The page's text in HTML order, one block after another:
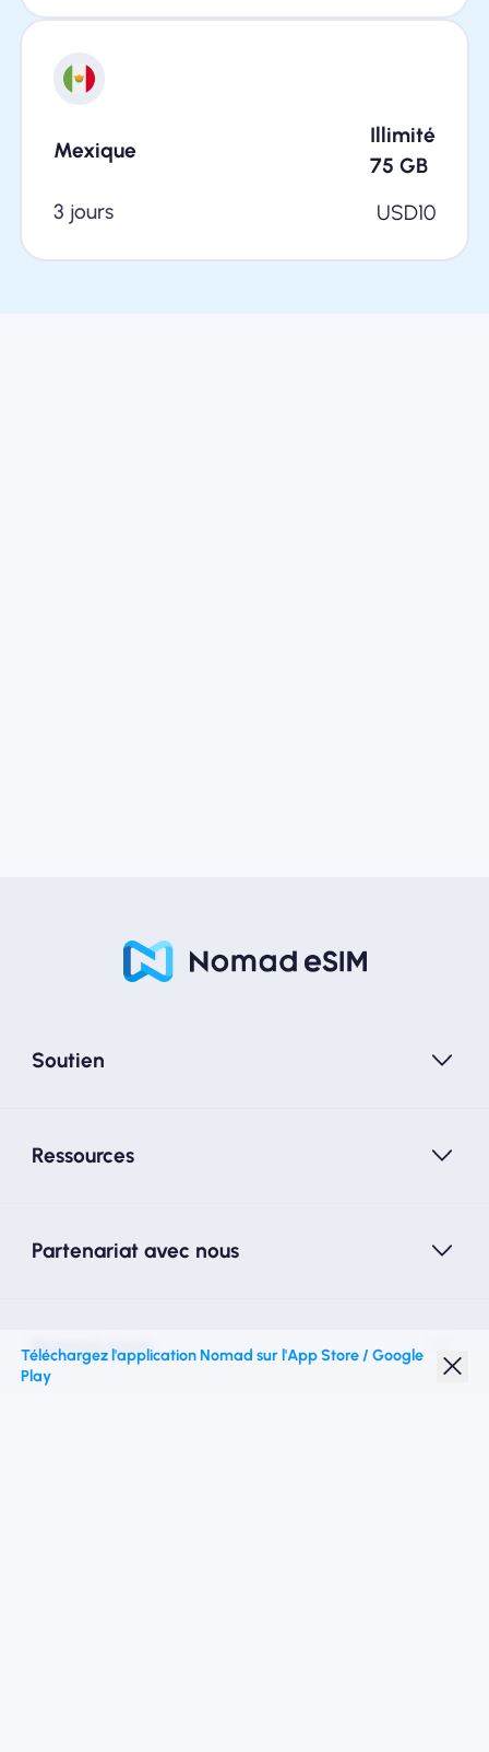
Mexique
Illimité
75 GB
3 jours
USD10
Soutien
Ressources
Partenariat avec nous
Nomad esim
Téléchargez l'application Nomad sur l'App Store / Google
Play